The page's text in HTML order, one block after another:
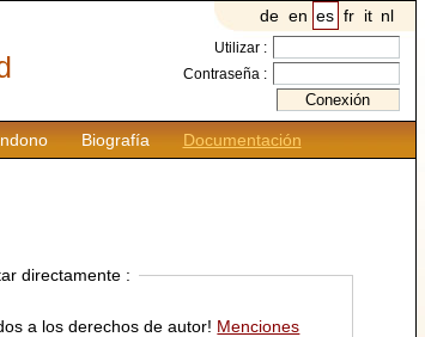
Biografía Documentación
de en es fr it nl
Utilizar :
Contraseña :
directamente :
a los derechos de autor! Menciones